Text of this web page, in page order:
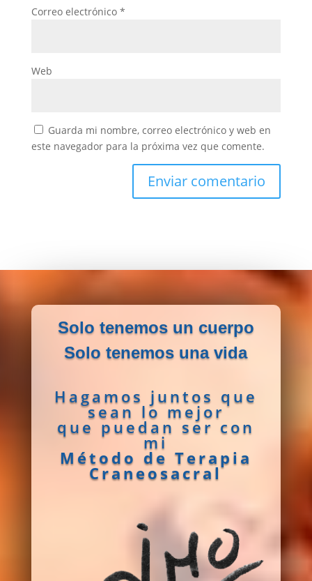
Correo electrónico *
Web
Guarda mi nombre, correo electrónico y web en
este navegador para la próxima vez que comente.
Solo tenemos un cuerpo
Solo tenemos una vida
Hagamos juntos que
sean lo mejor
que puedan ser con
mi
Método de Terapia
Craneosacral